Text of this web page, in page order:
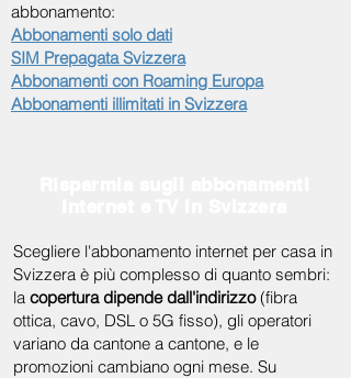
abbonamento:
Abbonamenti solo dati
SIM Prepagata Svizzera
Abbonamenti con Roaming Europa
Abbonamenti illimitati in Svizzera
Scegliere l'abbonamento internet per casa in
Svizzera è più complesso di quanto sembri:
la copertura dipende dall'indirizzo(fibra
ottica, cavo, DSL o 5G fisso), gli operatori
variano da cantone a cantone, e le
promozioni cambiano ogni mese. Su